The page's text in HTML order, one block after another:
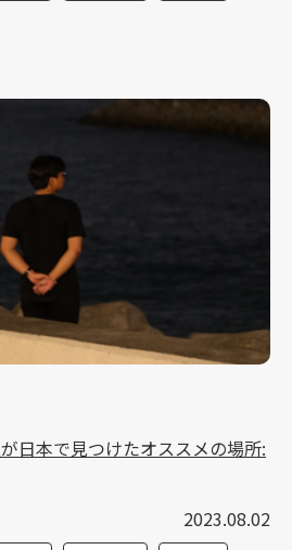
日本で見つけたオススメの場所:
2023.08.02